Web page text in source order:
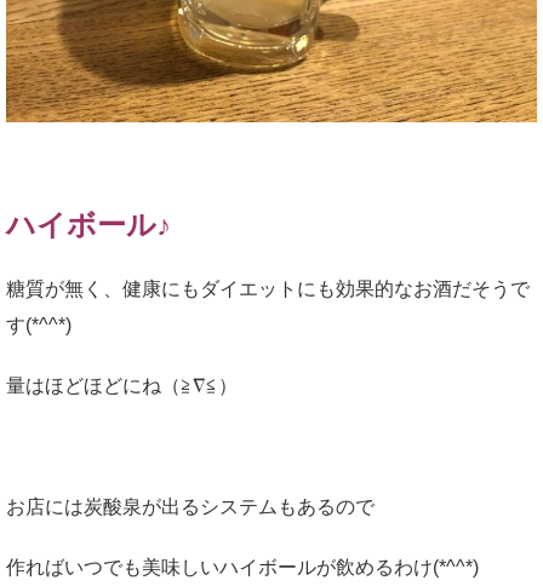
ハイボール♪
糖質が無く、健康にもダイエットにも効果的なお酒だそうで
す(*^^*)
量はほどほどにね（≧∇≦）
お店には炭酸泉が出るシステムもあるので
作ればいつでも美味しいハイボールが飲めるわけ(*^^*)